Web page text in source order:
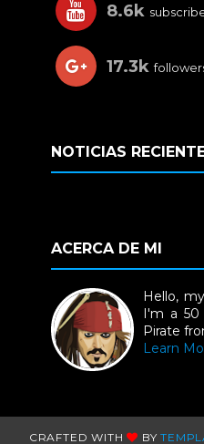
8.6k
17.3k
NOTICIAS
ACERCA DE MI
Hello,
I'm a 50
Pirate
Learn
CRAFTED WITH BY